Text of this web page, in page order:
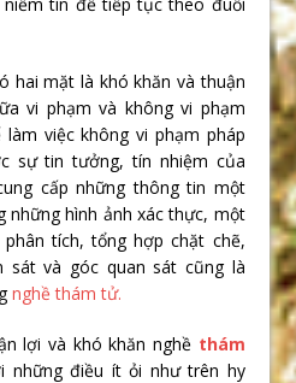
hai mặt là khó khăn và thuận
vi phạm và không vi phạm
việc không vi phạm pháp
sự tin tưởng, tín nhiệm của
cấp những thông tin một
những hình ảnh xác thực, một
tích, tổng hợp chặt chẽ,
sát và góc quan sát cũng là
nghề thám tử.
lợi và khó khăn nghề thám
những điều ít ỏi như trên hy